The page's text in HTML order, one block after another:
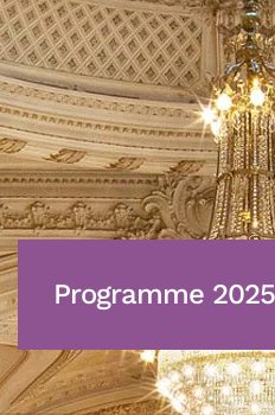
Programme 2025